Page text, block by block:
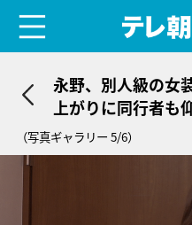
永野、別人級の女
上がりに同行者も
た」
（写真ギャラリー 5/6）